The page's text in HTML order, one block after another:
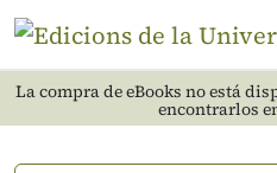
La compra de eBooks no está
encontrarlos